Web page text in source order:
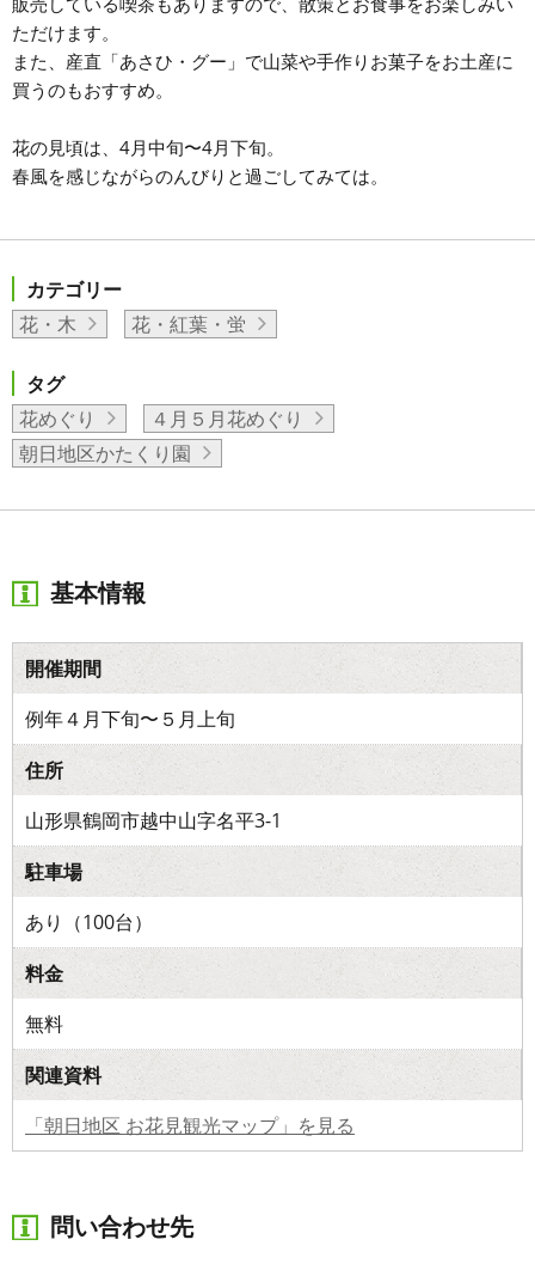
ただけます。
また、産直「あさひ・グー」で山菜や手作りお菓子をお土産に
買うのもおすすめ。
花の見頃は、4月中旬〜4月下旬。
春風を感じながらのんびりと過ごしてみては。
カテゴリー
花・木
花・紅葉・蛍
タグ
花めぐり
４月５月花めぐり
朝日地区かたくり園
基本情報
開催期間
例年４月下旬〜５月上旬
住所
山形県鶴岡市越中山字名平3-1
駐車場
あり（100台）
料金
無料
関連資料
「朝日地区 お花見観光マップ」を見る
問い合わせ先